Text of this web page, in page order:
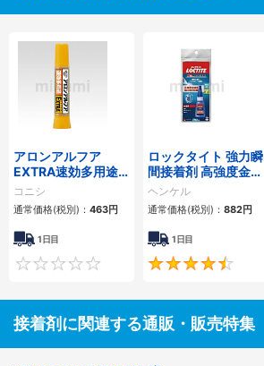
アロンアルフア
EXTRA速効多用途
スリム
コニシ
通常価格(税別)： 463円
1日目
0
ロックタイト 強力瞬
間接着剤 高強度金属
用プロユースタイプ
ヘンケル
通常価格(税別)： 882円
1日目
接着剤に関連する通販・販売特集